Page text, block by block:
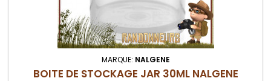
MARQUE: NALGENE
BOITE DE STOCKAGE JAR 30ML NALGENE